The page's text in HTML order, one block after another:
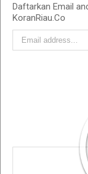
Daftarkan Email
KoranRiau.Co